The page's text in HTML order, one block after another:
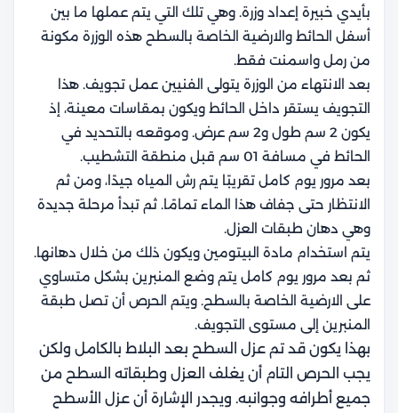
بأيدي خبيرة إعداد وزرة. وهي تلك التي يتم عملها ما بين
أسفل الحائط والارضية الخاصة بالسطح هذه الوزرة مكونة
من رمل واسمنت فقط.
بعد الانتهاء من الوزرة يتولى الفنيين عمل تجويف. هذا
التجويف يستقر داخل الحائط ويكون بمقاسات معينة، إذ
يكون 2 سم طول و2 سم عرض. وموقعه بالتحديد في
الحائط في مسافة 01 سم قبل منطقة التشطيب.
بعد مرور يوم كامل تقريبًا يتم رش المياه جيدًا، ومن ثم
الانتظار حتى جفاف هذا الماء تمامًا. ثم تبدأ مرحلة جديدة
وهي دهان طبقات العزل.
يتم استخدام مادة البيتومين ويكون ذلك من خلال دهانها.
ثم بعد مرور يوم كامل يتم وضع المنبرين بشكل متساوي
على الارضية الخاصة بالسطح. ويتم الحرص أن تصل طبقة
المنبرين إلى مستوى التجويف.
بهذا يكون قد تم عزل السطح بعد البلاط بالكامل ولكن
يجب الحرص التام أن يغلف العزل وطبقاته السطح من
جميع أطرافه وجوانبه. ويجدر الإشارة أن عزل الأسطح